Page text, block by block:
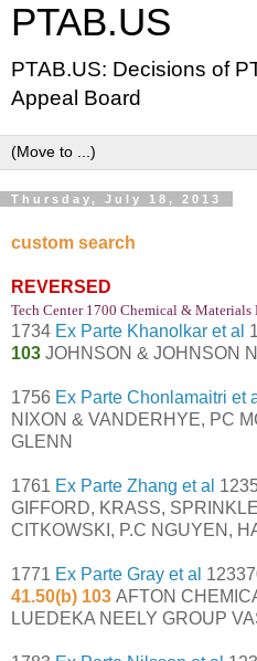
PTAB.US
PTAB.US: Decisions of
Appeal Board
Thursday, July 18, 2013
custom search
REVERSED
Tech Center 1700 Chemical & Materials
1734 Ex Parte Khanolkar et al
103 JOHNSON & JOHNSON
1756 Ex Parte Chonlamaitri et
NIXON & VANDERHYE, PC
GLENN
1761 Ex Parte Zhang et al
GIFFORD, KRASS,
CITKOWSKI, P.C NGUYEN,
1771 Ex Parte Gray et al
41.50(b) 103 AFTON
LUEDEKA NEELY GROUP